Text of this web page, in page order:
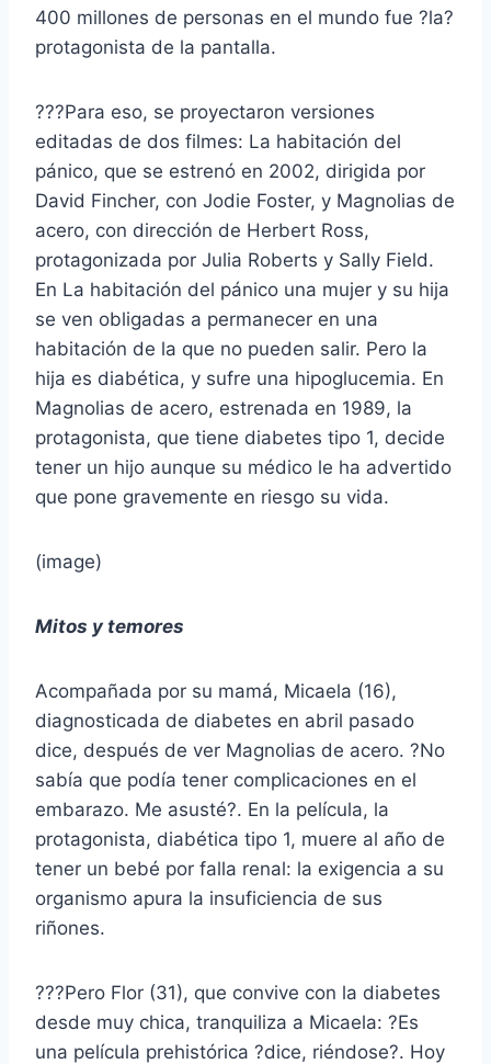
400 millones de personas en el mundo fue ?la?
protagonista de la pantalla.
???Para eso, se proyectaron versiones
editadas de dos filmes: La habitación del
pánico, que se estrenó en 2002, dirigida por
David Fincher, con Jodie Foster, y Magnolias de
acero, con dirección de Herbert Ross,
protagonizada por Julia Roberts y Sally Field.
En La habitación del pánico una mujer y su hija
se ven obligadas a permanecer en una
habitación de la que no pueden salir. Pero la
hija es diabética, y sufre una hipoglucemia. En
Magnolias de acero, estrenada en 1989, la
protagonista, que tiene diabetes tipo 1, decide
tener un hijo aunque su médico le ha advertido
que pone gravemente en riesgo su vida.
(image)
Mitos y temores
Acompañada por su mamá, Micaela (16),
diagnosticada de diabetes en abril pasado
dice, después de ver Magnolias de acero. ?No
sabía que podía tener complicaciones en el
embarazo. Me asusté?. En la película, la
protagonista, diabética tipo 1, muere al año de
tener un bebé por falla renal: la exigencia a su
organismo apura la insuficiencia de sus
riñones.
???Pero Flor (31), que convive con la diabetes
desde muy chica, tranquiliza a Micaela: ?Es
una película prehistórica ?dice, riéndose?. Hoy